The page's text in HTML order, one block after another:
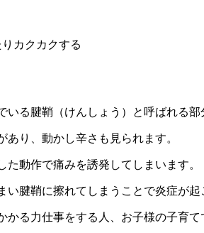
カクカクする
る腱鞘（けんしょう）と呼ばれる部
り、動かし辛さも見られます。
動作で痛みを誘発してしまいます。
腱鞘に擦れてしまうことで炎症が起
る力仕事をする人、お子様の子育